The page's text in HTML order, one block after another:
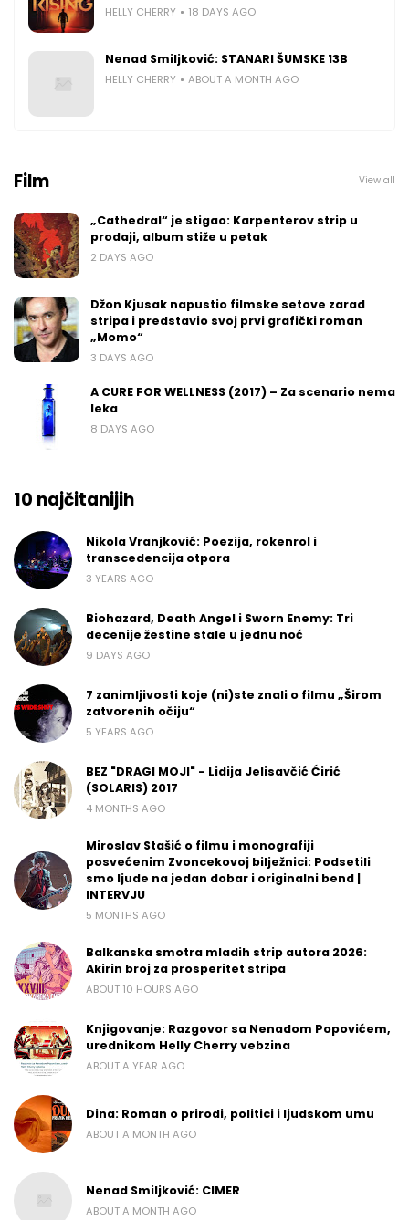
HELLY CHERRY 18 DAYS AGO
Nenad Smiljković: STANARI ŠUMSKE 13B
HELLY CHERRY ABOUT A MONTH AGO
Film View all
„Cathedral“ je stigao: Karpenterov strip u
prodaji, album stiže u petak
2 DAYS AGO
Džon Kjusak napustio filmske setove zarad
stripa i predstavio svoj prvi grafički roman
„Momo“
3 DAYS AGO
A CURE FOR WELLNESS (2017) – Za scenario nema
leka
8 DAYS AGO
10 najčitanijih
Nikola Vranjković: Poezija, rokenrol i
transcedencija otpora
3 YEARS AGO
Biohazard, Death Angel i Sworn Enemy: Tri
decenije žestine stale u jednu noć
9 DAYS AGO
7 zanimljivosti koje (ni)ste znali o filmu „Širom
zatvorenih očiju“
5 YEARS AGO
BEZ "DRAGI MOJI" - Lidija Jelisavčić Ćirić
(SOLARIS) 2017
4 MONTHS AGO
Miroslav Stašić o filmu i monografiji
posvećenim Zvoncekovoj bilježnici: Podsetili
smo ljude na jedan dobar i originalni bend |
INTERVJU
5 MONTHS AGO
Balkanska smotra mladih strip autora 2026:
Akirin broj za prosperitet stripa
ABOUT 10 HOURS AGO
Knjigovanje: Razgovor sa Nenadom Popovićem,
urednikom Helly Cherry vebzina
ABOUT A YEAR AGO
Dina: Roman o prirodi, politici i ljudskom umu
ABOUT A MONTH AGO
Nenad Smiljković: CIMER
ABOUT A MONTH AGO